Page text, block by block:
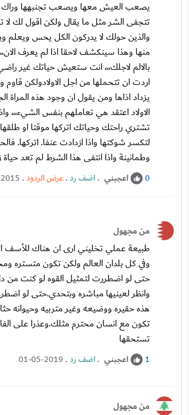
يصعب العيش معها ويصعب تجنبهها وراك
تتجفى الشر مثل ما يقال ولكن اقول لك لا
والذين حولك لا يدركون الكل يحس
منها وهذا سينكشف لاحقا اذا لم يعرف
بالالم لاجلك،،، انت ستعيش حياتك غير
اردت ان تتحملها من اجل الاولادولكن قاوم
يزداد اذاها ومن يقول ان وجود هذه المراة
الاولاد اعتقد هي تعاملهم بنفس الشيء،،،
تشتري راحتك وحياتك اتركها موقتا او
لتكسر شوكتها واذا ازدادت عنفا. اتركها.
وطمانينة واذا انتفى هذا الشرط لم تعد
0 اعجبني .اضف رد.عرض الردود.
من مجهول
طبيعة عملي تخليني ارى ان هناك للأسف
وفي كل بلدان العالم ولكن تكون متستره
حتى لو اضطررت لتمثيل القوه لو كنت من
وانظر لعينيها مباشره وبتحدي.حتى لو
هذه حقيره ووضيعه وغير متربيه وحيوانه
تكون مع انسان محترم مثلك.وعذرا على
تستحقها
1 اعجبني .اضف رد.
01-05-2019
من مجهول